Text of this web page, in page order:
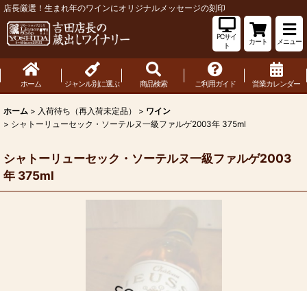
店長厳選！生まれ年のワインにオリジナルメッセージの刻印
PCサイ
ト
カート メニュー
ホーム ジャンル別に選ぶ 商品検索 ご利用ガイド 営業カレンダー
ホーム > 入荷待ち（再入荷未定品） > ワイン
> シャトーリューセック・ソーテルヌ一級ファルゲ2003年 375ml
シャトーリューセック・ソーテルヌ一級ファルゲ2003
年 375ml